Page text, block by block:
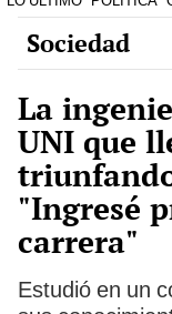
Sociedad
La
UNI que
"Ingresé
carrera"
Estudió en un